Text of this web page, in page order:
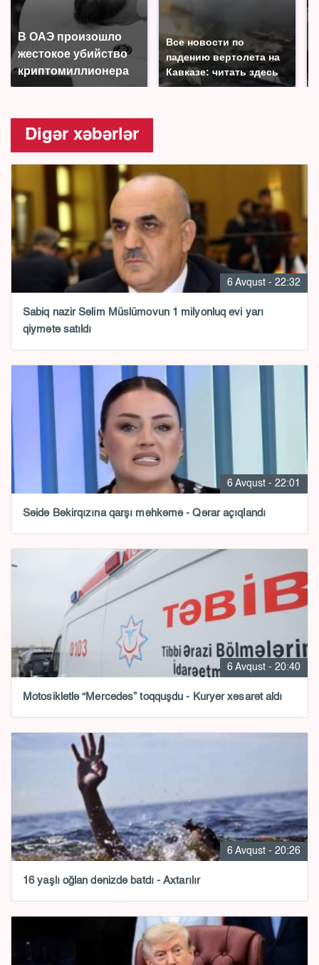
В ОАЭ произошло
жестокое убийство
криптомиллионера
Все новости по
падению вертолета на
Кавказе: читать здесь
Digər xəbərlər
6 Avqust - 22:32
Sabiq nazir Səlim Müslümovun 1 milyonluq evi yarı
qiymətə satıldı
6 Avqust - 22:01
Səidə Bəkirqızına qarşı məhkəmə - Qərar açıqlandı
6 Avqust - 20:40
Motosikletlə “Mercedes” toqquşdu - Kuryer xəsarət aldı
6 Avqust - 20:26
16 yaşlı oğlan dənizdə batdı - Axtarılır